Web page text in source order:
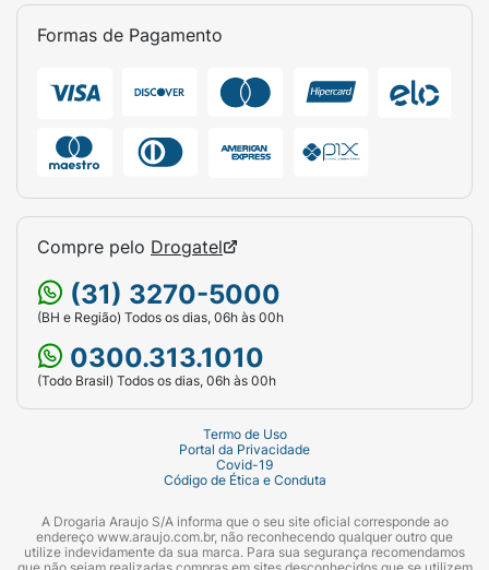
Formas de Pagamento
Compre pelo Drogatel
(31) 3270-5000
(BH e Região) Todos os dias, 06h às 00h
0300.313.1010
(Todo Brasil) Todos os dias, 06h às 00h
Termo de Uso
Portal da Privacidade
Covid-19
Código de Ética e Conduta
A Drogaria Araujo S/A informa que o seu site oficial corresponde ao
endereço www.araujo.com.br, não reconhecendo qualquer outro que
utilize indevidamente da sua marca. Para sua segurança recomendamos